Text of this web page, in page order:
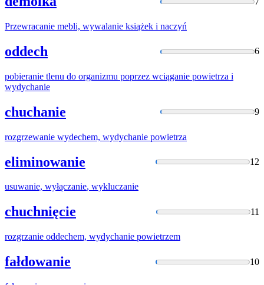
Przewracanie mebli, wywalanie książek i naczyń
oddech 6
pobieranie tlenu do organizmu poprzez wciąganie powietrza i
wydychanie
chuchanie 9
rozgrzewanie wydechem, wydychanie powietrza
eliminowanie 12
usuwanie, wyłączanie, wykluczanie
chuchnięcie 11
rozgrzanie oddechem, wydychanie powietrzem
fałdowanie 10